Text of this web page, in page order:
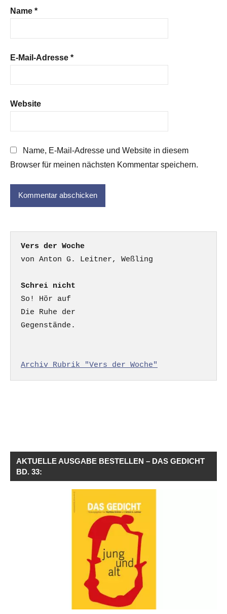
Name *
E-Mail-Adresse *
Website
Name, E-Mail-Adresse und Website in diesem
Browser für meinen nächsten Kommentar speichern.
Vers der Woche
Schrei nicht
So! Hör auf
Die Ruhe der
Gegenstände.
Archiv Rubrik "Vers der Woche"
AKTUELLE AUSGABE BESTELLEN – DAS GEDICHT
BD. 33: